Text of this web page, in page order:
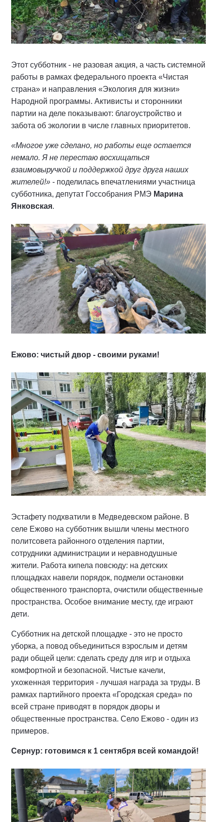
Этот субботник - не разовая акция, а часть системной
работы в рамках федерального проекта «Чистая
страна» и направления «Экология для жизни»
Народной программы. Активисты и сторонники
партии на деле показывают: благоустройство и
забота об экологии в числе главных приоритетов.
«Многое уже сделано, но работы еще остается
немало. Я не перестаю восхищаться
взаимовыручкой и поддержкой друг друга наших
жителей!» - поделилась впечатлениями участница
субботника, депутат Госсобрания РМЭ Марина
Янковская.
Ежово: чистый двор - своими руками!
Эстафету подхватили в Медведевском районе. В
селе Ежово на субботник вышли члены местного
политсовета районного отделения партии,
сотрудники администрации и неравнодушные
жители. Работа кипела повсюду: на детских
площадках навели порядок, подмели остановки
общественного транспорта, очистили общественные
пространства. Особое внимание месту, где играют
дети.
Субботник на детской площадке - это не просто
уборка, а повод объединиться взрослым и детям
ради общей цели: сделать среду для игр и отдыха
комфортной и безопасной. Чистые качели,
ухоженная территория - лучшая награда за труды. В
рамках партийного проекта «Городская среда» по
всей стране приводят в порядок дворы и
общественные пространства. Село Ежово - один из
примеров.
Сернур: готовимся к 1 сентября всей командой!